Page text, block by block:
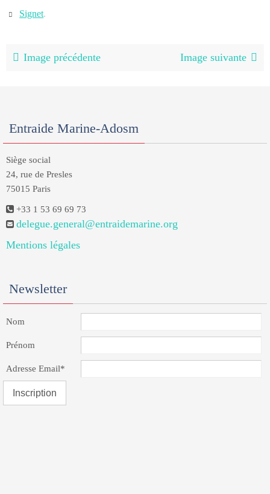
Signet.
Image précédente Image suivante
Entraide Marine-Adosm
Siège social
24, rue de Presles
75015 Paris
+33 1 53 69 69 73
delegue.general@entraidemarine.org
Mentions légales
Newsletter
Nom
Prénom
Adresse Email*